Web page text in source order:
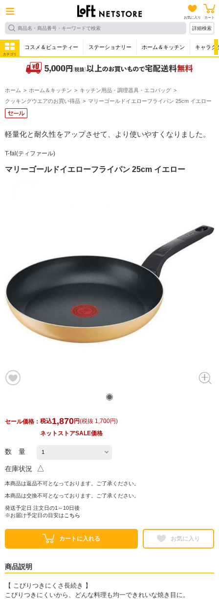
お気に入り カート
詳細検索
カテゴリ
コスメ＆ビューティー ステーショナリー ホーム＆キッチン キャラク
ホーム ホーム＆キッチン
キッチン用品・調理器具・エコバッグ
クッキングウエアのお買い得品
マリーゴールドイエローフライパン 25cm イエロー
軽量化と耐久性をアップさせて、より使いやすくなりました。
T-fal(ティファール)
マリーゴールドイエローフライパン 25cm イエロー
セール価格： 税込1,870円(税抜 1,700円)
ネットストアSALE価格
数 量
在庫状況 △
本商品は返品不可となっております。ご了承ください。
本商品は交換不可となっております。ご了承ください。
発送予定日 注文日の1～10日後
※お届け予定日の目安は こちら
カートに入れる お気に入り
商品説明
【 こびりつきにくさ長続き 】
こびりつきにくいから、どんな料理も均一できれいな焼き目に。